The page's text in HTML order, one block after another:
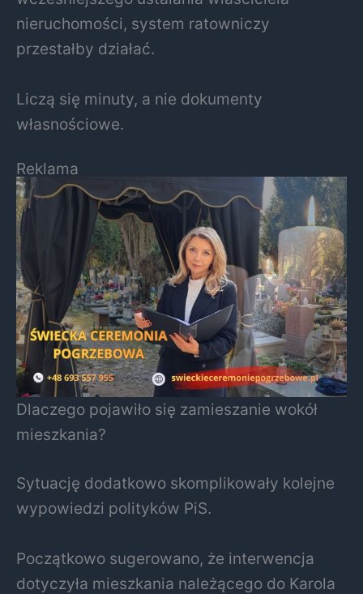
nieruchomości, system ratowniczy
przestałby działać.
Liczą się minuty, a nie dokumenty
własnościowe.
Reklama
Dlaczego pojawiło się zamieszanie wokół
mieszkania?
Sytuację dodatkowo skomplikowały kolejne
wypowiedzi polityków PiS.
Początkowo sugerowano, że interwencja
dotyczyła mieszkania należącego do Karola